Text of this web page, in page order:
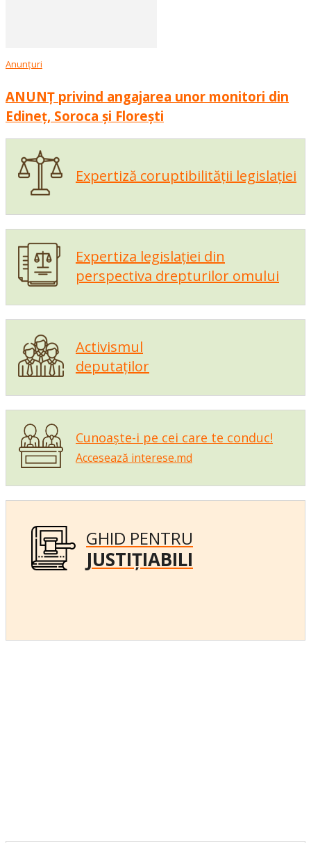
Anunțuri
ANUNȚ privind angajarea unor monitori din
Edineț, Soroca și Florești
Expertiză coruptibilității legislației
Expertiza legislației din
perspectiva drepturilor omului
Activismul
deputaților
Cunoaște-i pe cei care te conduc!
Accesează interese.md
GHID PENTRU
JUSTIȚIABILI